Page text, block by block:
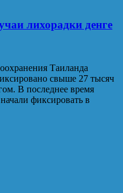
лихорадки денге
Таиланда
свыше 27 тысяч
В последнее время
фиксировать в